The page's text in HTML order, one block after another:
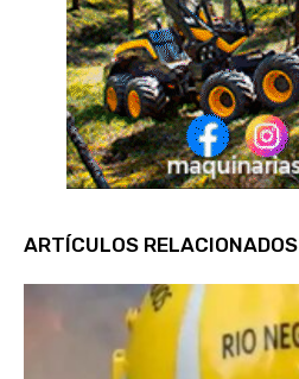
ARTÍCULOS RELACIONADOS